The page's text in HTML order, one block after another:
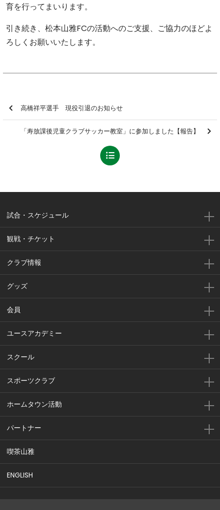
育を行ってまいります。
引き続き、松本山雅FCの活動へのご支援、ご協力のほどよ
ろしくお願いいたします。
高橋祥平選手 現役引退のお知らせ
「寿放課後児童クラブサッカー教室」に参加しました【報告】
試合・スケジュール
観戦・チケット
クラブ情報
グッズ
会員
ユースアカデミー
スクール
スポーツクラブ
ホームタウン活動
パートナー
喫茶山雅
ENGLISH